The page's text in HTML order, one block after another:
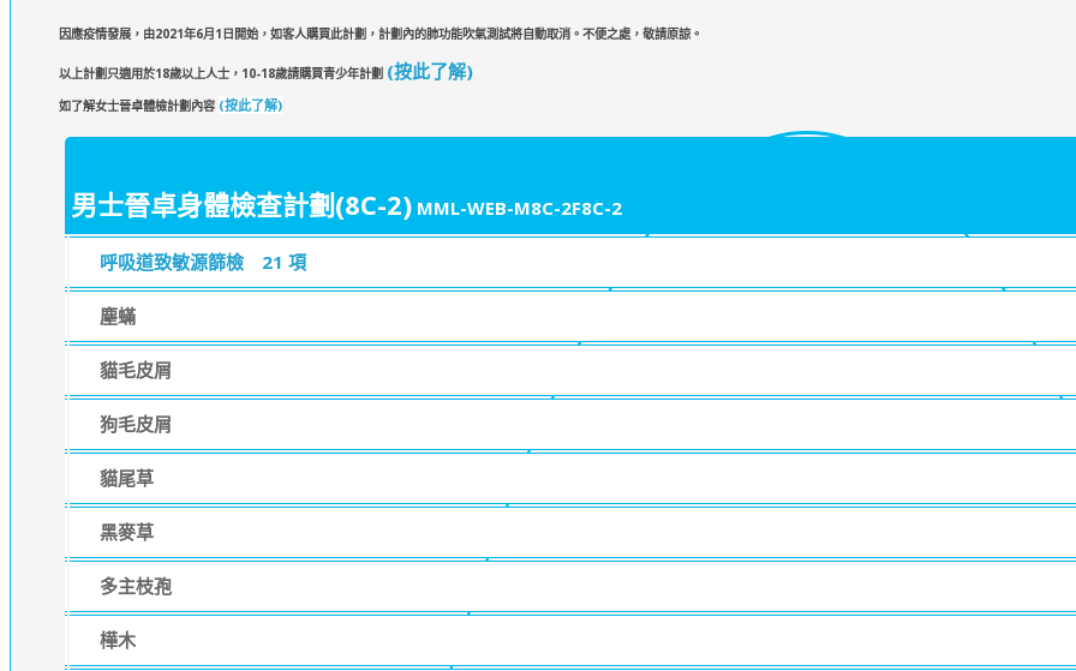
因應疫情發展，由2021年6月1日開始，如客人購買此計劃，計劃內的肺功能吹氣測試將自動取消。不便之處，敬請原諒。
以上計劃只適用於18歲以上人士，10-18歲請購買青少年計劃 (按此了解)
如了解女士晉卓體檢計劃內容 (按此了解)
男士晉卓身體檢查計劃(8C-2) MML-WEB-M8C-2F8C-2
呼吸道致敏源篩檢 21 項
塵蟎
貓毛皮屑
狗毛皮屑
貓尾草
黑麥草
多主枝孢
樺木